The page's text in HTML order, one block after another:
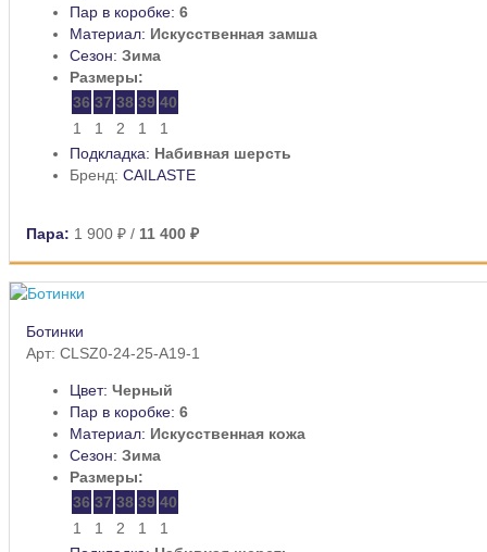
Пар в коробке: 6
Материал: Искусственная замша
Сезон: Зима
Размеры:
36 37 38 39 40
1
1 2 1
1
Подкладка: Набивная шерсть
Бренд: CAILASTE
Пара: 1 900 ₽ / 11 400 ₽
Ботинки
Арт: CLSZ0-24-25-A19-1
Цвет: Черный
Пар в коробке: 6
Материал: Искусственная кожа
Сезон: Зима
Размеры:
36 37 38 39 40
1
1 2 1
1